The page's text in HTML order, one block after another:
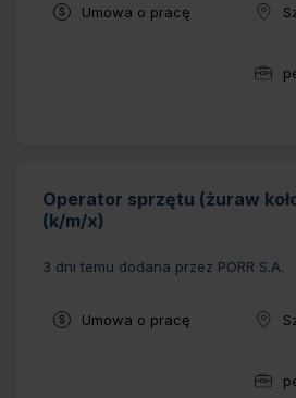
Typ umowy:
Umowa o pracę
Operator sprzętu (żuraw
(k/m/x)
3 dni temu dodana przez PORR S.A.
Typ umowy:
Umowa o pracę